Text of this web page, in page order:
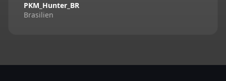
PKM_Hunter_BR
Brasilien